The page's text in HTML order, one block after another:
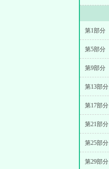
第1部分
第5部分
第9部分
第13部分
第17部分
第21部分
第25部分
第29部分